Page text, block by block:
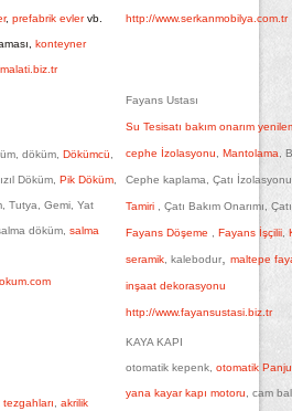
, prefabrik evlervb.
konteyner
http://www.serkanmobilya.com.tr
döküm, Dökümcü
Döküm, Pik Döküm,
Tutya, Gemi, Yat
döküm, salma
Fayans Ustası
Su Tesisatı bakım onarım
cephe İzolasyonu Mantolama ,
Cephe kaplama, Çatı
Tamiri, Çatı Bakım Onarımı,
Fayans Döşeme Fayans İşçilii,
seramik, kalebodur, maltepe
inşaat dekorasyonu
http://www.fayansustasi.biz.tr
akrilik
KAYA KAPI
otomatik kepenk, otomatik
yana kayar kapı motoru , cam